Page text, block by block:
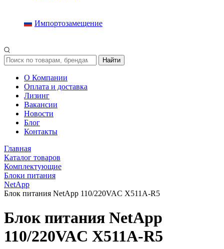
Импортозамещение
Найти
О Компании
Оплата и доставка
Лизинг
Вакансии
Новости
Блог
Контакты
Главная
Каталог товаров
Комплектующие
Блоки питания
NetApp
Блок питания NetApp 110/220VAC X511A-R5
Блок питания NetApp
110/220VAC X511A-R5